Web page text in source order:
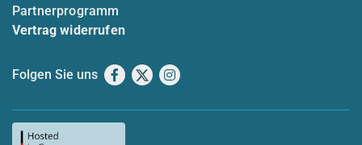
Partnerprogramm
Vertrag widerrufen
Folgen Sie uns Facebook
X Instagram